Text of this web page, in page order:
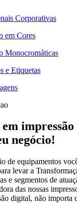
Corporativas
em Cores
Monocromáticas
e Etiquetas
negócio!
de equipamentos
levar a
e segmentos de
das nossas
digital, não importa